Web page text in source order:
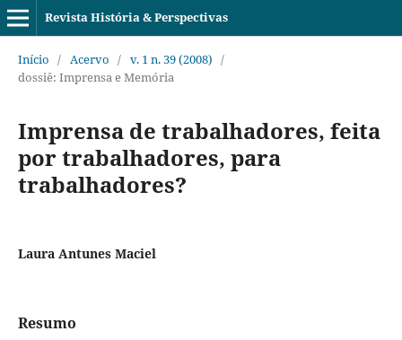
Revista História & Perspectivas
Início / Acervo / v. 1 n. 39 (2008) /
dossiê: Imprensa e Memória
Imprensa de trabalhadores, feita
por trabalhadores, para
trabalhadores?
Laura Antunes Maciel
Resumo